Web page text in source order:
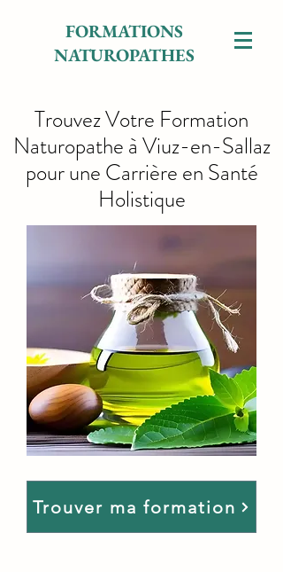
FORMATIONS
NATUROPATHES
Trouvez Votre Formation
Naturopathe à Viuz-en-Sallaz
pour une Carrière en Santé
Holistique
Trouver ma formation